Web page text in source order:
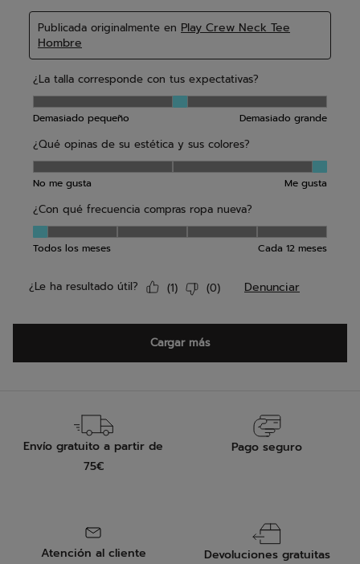
Envío gratuito a partir de
75€
Pago seguro
Atención al cliente Devoluciones gratuitas